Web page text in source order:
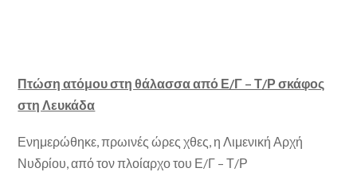
Πτώση ατόμου στη θάλασσα από Ε/Γ – Τ/Ρ σκάφος
στη Λευκάδα
Ενημερώθηκε, πρωινές ώρες χθες, η Λιμενική Αρχή
Νυδρίου, από τον πλοίαρχο του Ε/Γ – Τ/Ρ